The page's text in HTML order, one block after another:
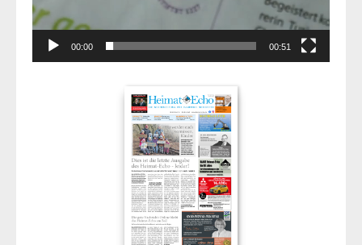
00:00 00:51